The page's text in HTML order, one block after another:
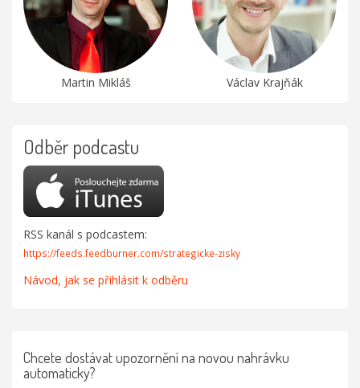
Martin Mikláš Václav Krajňák
Odběr podcastu
RSS kanál s podcastem:
https://feeds.feedburner.com/strategicke-zisky
Návod, jak se přihlásit k odběru
Chcete dostávat upozornění na novou nahrávku
automaticky?